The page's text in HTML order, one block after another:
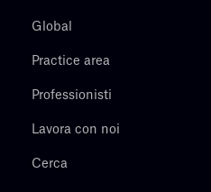
Global
Practice area
Professionisti
Lavora con noi
Cerca